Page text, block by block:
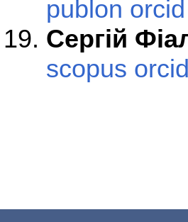
publon orcid
Сергій
scopus